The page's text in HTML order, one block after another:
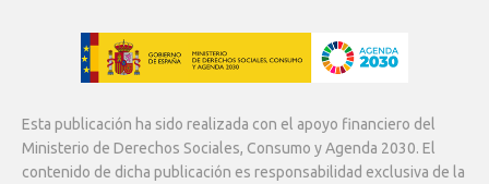
Esta publicación ha sido realizada con el apoyo financiero del
Ministerio de Derechos Sociales, Consumo y Agenda 2030. El
contenido de dicha publicación es responsabilidad exclusiva de la